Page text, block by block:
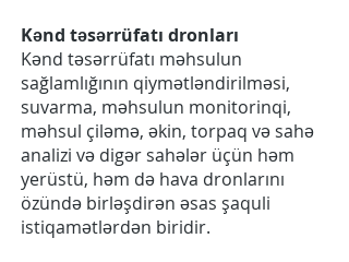
Kənd təsərrüfatı dronları
Kənd təsərrüfatı məhsulun
sağlamlığının qiymətləndirilməsi,
suvarma, məhsulun monitorinqi,
məhsul çiləmə, əkin, torpaq və sahə
analizi və digər sahələr üçün həm
yerüstü, həm də hava dronlarını
özündə birləşdirən əsas şaquli
istiqamətlərdən biridir.